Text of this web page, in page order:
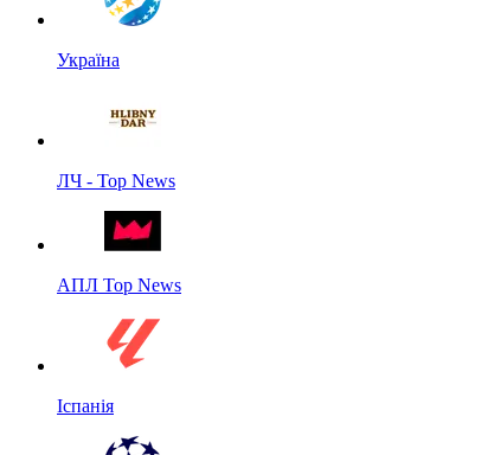
Україна
ЛЧ - Top News
АПЛ Top News
Іспанія